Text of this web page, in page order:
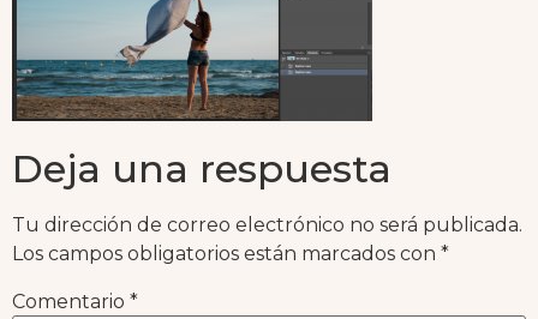
Deja una respuesta
Tu dirección de correo electrónico no será publicada.
Los campos obligatorios están marcados con *
Comentario *